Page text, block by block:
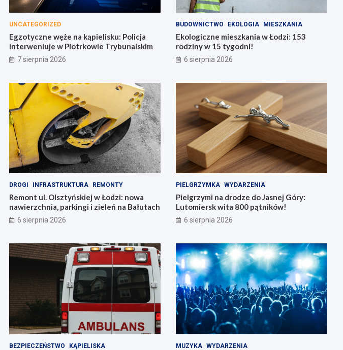
UNCATEGORIZED
Egzotyczne węże na kąpielisku: Policja
interweniuje w Piotrkowie Trybunalskim
7 sierpnia 2026
BUDOWNICTWO EKOLOGIA MIESZKANIA
Ekologiczne mieszkania w Łodzi: 153
rodziny w 15 tygodni!
6 sierpnia 2026
DROGI INFRASTRUKTURA REMONTY
Remont ul. Olsztyńskiej w Łodzi: nowa
nawierzchnia, parkingi i zieleń na Bałutach
6 sierpnia 2026
PIELGRZYMKA WYDARZENIA
Pielgrzymi na drodze do Jasnej Góry:
Lutomiersk wita 800 pątników!
6 sierpnia 2026
BEZPIECZEŃSTWO KĄPIELISKA MUZYKA WYDARZENIA